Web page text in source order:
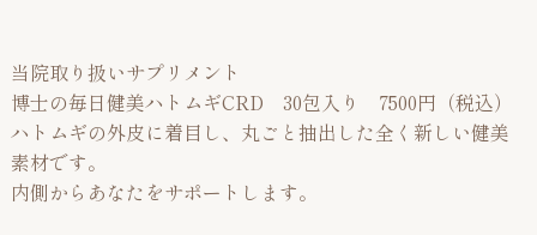
当院取り扱いサプリメント
博士の毎日健美ハトムギCRD 30包入り 7500円（税込）
ハトムギの外皮に着目し、丸ごと抽出した全く新しい健美
素材です。
内側からあなたをサポートします。